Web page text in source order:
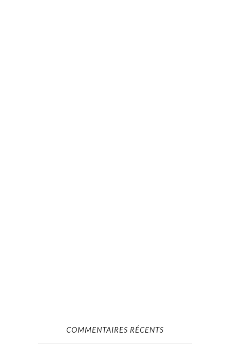
COMMENTAIRES RÉCENTS